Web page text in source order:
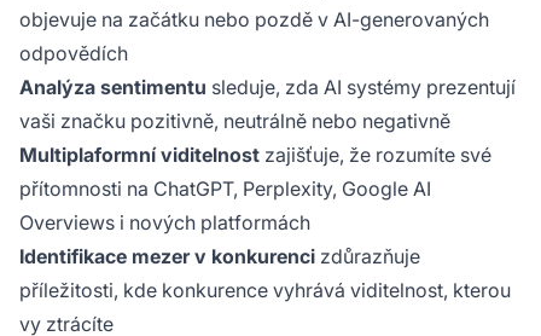
objevuje na začátku nebo pozdě v AI-generovaných
odpovědích
Analýza sentimentu sleduje, zda AI systémy prezentují
vaši značku pozitivně, neutrálně nebo negativně
Multiplaformní viditelnost zajišťuje, že rozumíte své
přítomnosti na ChatGPT, Perplexity, Google AI
Overviews i nových platformách
Identifikace mezer v konkurenci zdůrazňuje
příležitosti, kde konkurence vyhrává viditelnost, kterou
vy ztrácíte